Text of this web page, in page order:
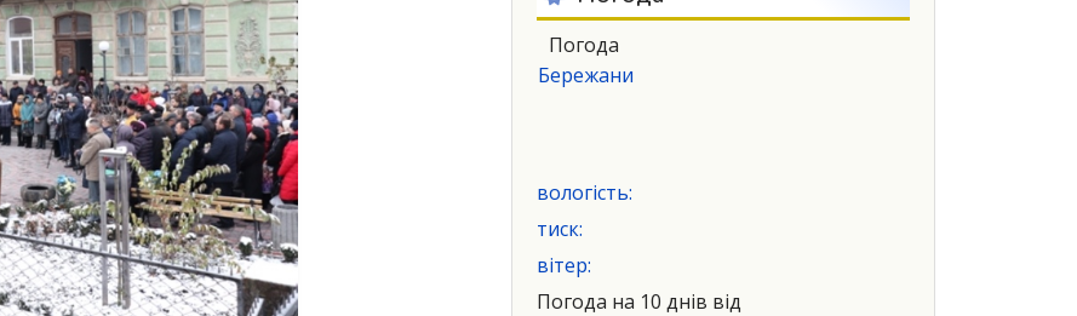
Погода
Бережани
вологість:
тиск:
вітер:
Погода на 10 днів від